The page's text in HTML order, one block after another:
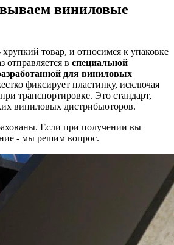
виниловые
товар, и относимся к упаковке
отправляется в специальной
для виниловых
фиксирует пластинку, исключая
транспортировке. Это стандарт,
виниловых дистрибьюторов.
Если при получении вы
- мы решим вопрос.